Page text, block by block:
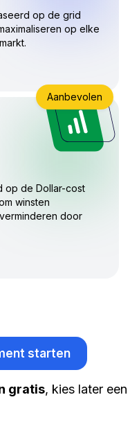
op de grid
op elke
op de Dollar-cost
winsten
door
Aanbevolen
starten
gratis, kies later een